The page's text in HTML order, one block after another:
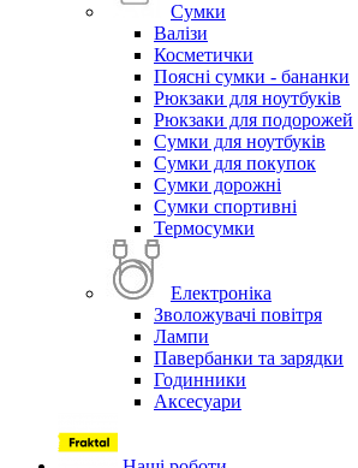
Сумки
Валізи
Косметички
Поясні сумки - бананки
Рюкзаки для ноутбуків
Рюкзаки для подорожей
Сумки для ноутбуків
Сумки для покупок
Сумки дорожні
Сумки спортивні
Термосумки
Електроніка
Зволожувачі повітря
Лампи
Павербанки та зарядки
Годинники
Аксесуари